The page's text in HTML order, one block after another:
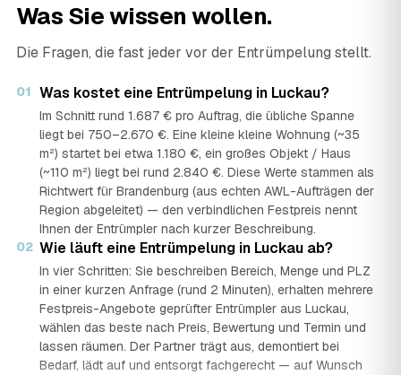
Was Sie wissen wollen.
Die Fragen, die fast jeder vor der Entrümpelung stellt.
01 Was kostet eine Entrümpelung in Luckau?
Im Schnitt rund 1.687 € pro Auftrag, die übliche Spanne
liegt bei 750–2.670 €. Eine kleine kleine Wohnung (~35
m²) startet bei etwa 1.180 €, ein großes Objekt / Haus
(~110 m²) liegt bei rund 2.840 €. Diese Werte stammen als
Richtwert für Brandenburg (aus echten AWL-Aufträgen der
Region abgeleitet) — den verbindlichen Festpreis nennt
Ihnen der Entrümpler nach kurzer Beschreibung.
02 Wie läuft eine Entrümpelung in Luckau ab?
In vier Schritten: Sie beschreiben Bereich, Menge und PLZ
in einer kurzen Anfrage (rund 2 Minuten), erhalten mehrere
Festpreis-Angebote geprüfter Entrümpler aus Luckau,
wählen das beste nach Preis, Bewertung und Termin und
lassen räumen. Der Partner trägt aus, demontiert bei
Bedarf, lädt auf und entsorgt fachgerecht — auf Wunsch